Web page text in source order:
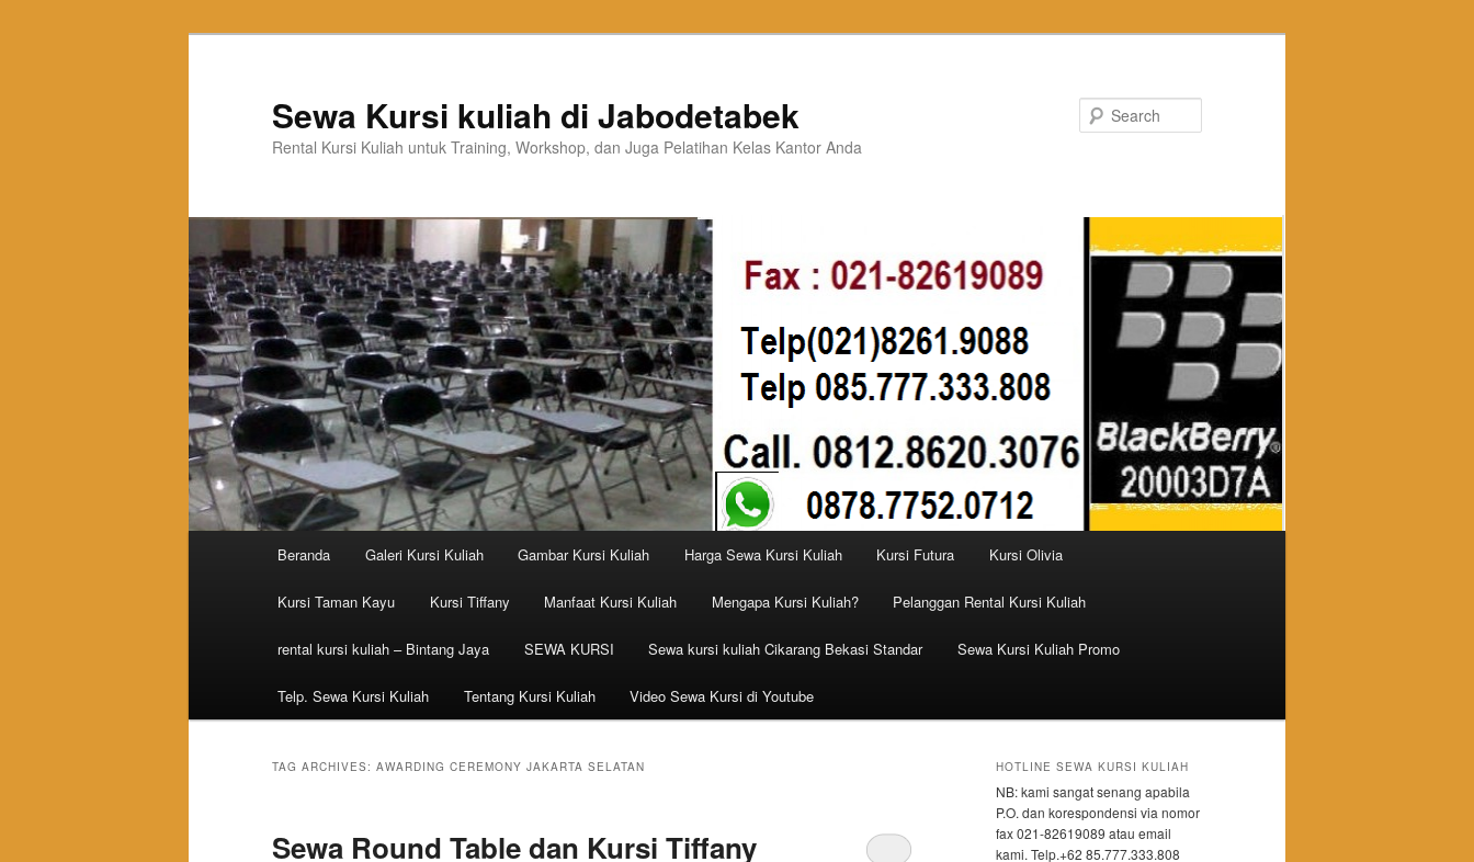
Sewa Kursi kuliah di Jabodetabek
Rental Kursi Kuliah untuk Training, Workshop, dan Juga Pelatihan Kelas Kantor Anda
Skip to primary content
Skip to secondary content
Beranda Galeri Kursi Kuliah Gambar Kursi Kuliah Harga Sewa Kursi Kuliah Kursi Futura Kursi Olivia
Kursi Taman Kayu Kursi Tiffany Manfaat Kursi Kuliah Mengapa Kursi Kuliah? Pelanggan Rental Kursi Kuliah
rental kursi kuliah – Bintang Jaya SEWA KURSI Sewa kursi kuliah Cikarang Bekasi Standar Sewa Kursi Kuliah Promo
Telp. Sewa Kursi Kuliah Tentang Kursi Kuliah Video Sewa Kursi di Youtube
TAG ARCHIVES: AWARDING CEREMONY JAKARTA SELATAN
Sewa Round Table dan Kursi Tiffany
HOTLINE SEWA KURSI KULIAH
NB: kami sangat senang apabila
P.O. dan korespondensi via nomor
fax 021-82619089 atau email
kami. Telp.+62 85.777.333.808